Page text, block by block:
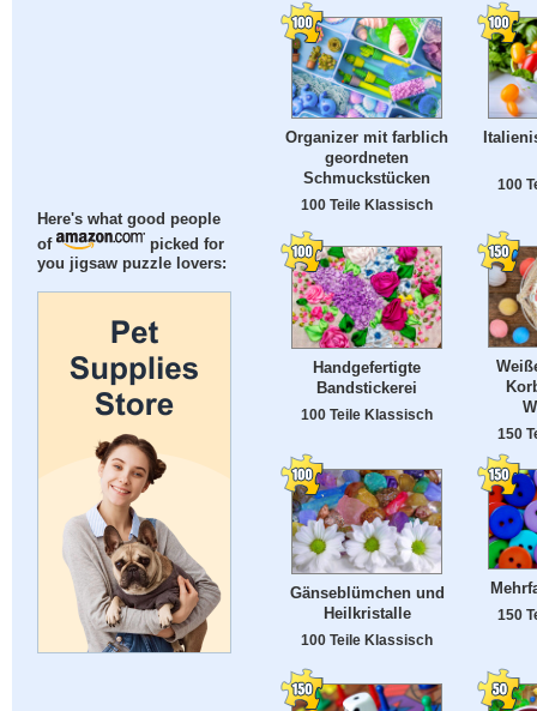
Here's what good people
of
picked for
you jigsaw puzzle lovers:
Organizer mit farblich
geordneten
Schmuckstücken
100 Teile Klassisch
100
Handgefertigte
Bandstickerei
100 Teile Klassisch
150
Gänseblümchen und
Heilkristalle
100 Teile Klassisch
150